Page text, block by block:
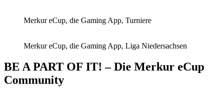
Merkur eCup, die Gaming App, Turniere
Merkur eCup, die Gaming App, Liga Niedersachsen
BE A PART OF IT! – Die Merkur eCup
Community